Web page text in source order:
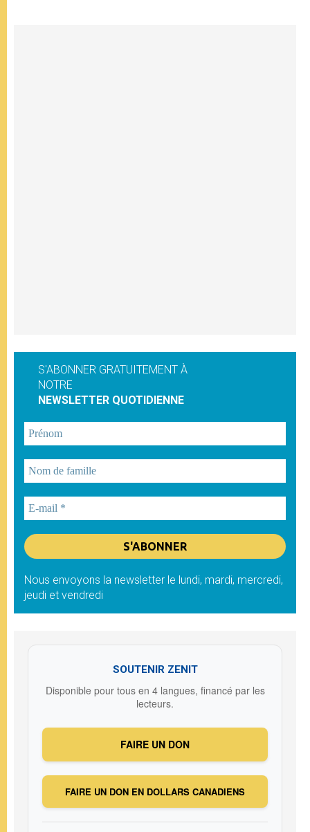
S'ABONNER GRATUITEMENT À
NOTRE
NEWSLETTER QUOTIDIENNE
Nous envoyons la newsletter le lundi, mardi, mercredi,
jeudi et vendredi
SOUTENIR ZENIT
Disponible pour tous en 4 langues, financé par les
lecteurs.
FAIRE UN DON
FAIRE UN DON EN DOLLARS CANADIENS